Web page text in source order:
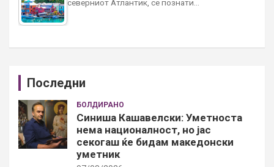
северниот Атлантик, се познати…
Последни
БОЛДИРАНО
Синиша Кашавелски: Уметноста
нема националност, но јас
секогаш ќе бидам македонски
уметник